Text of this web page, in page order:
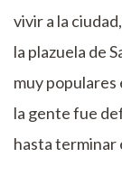
vivir a la
la plazuela de
muy populares
la gente fue
hasta terminar